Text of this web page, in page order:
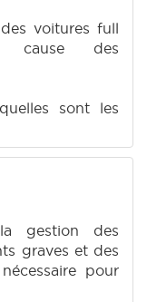
voitures full
cause des
sont les
gestion des
graves et des
pour